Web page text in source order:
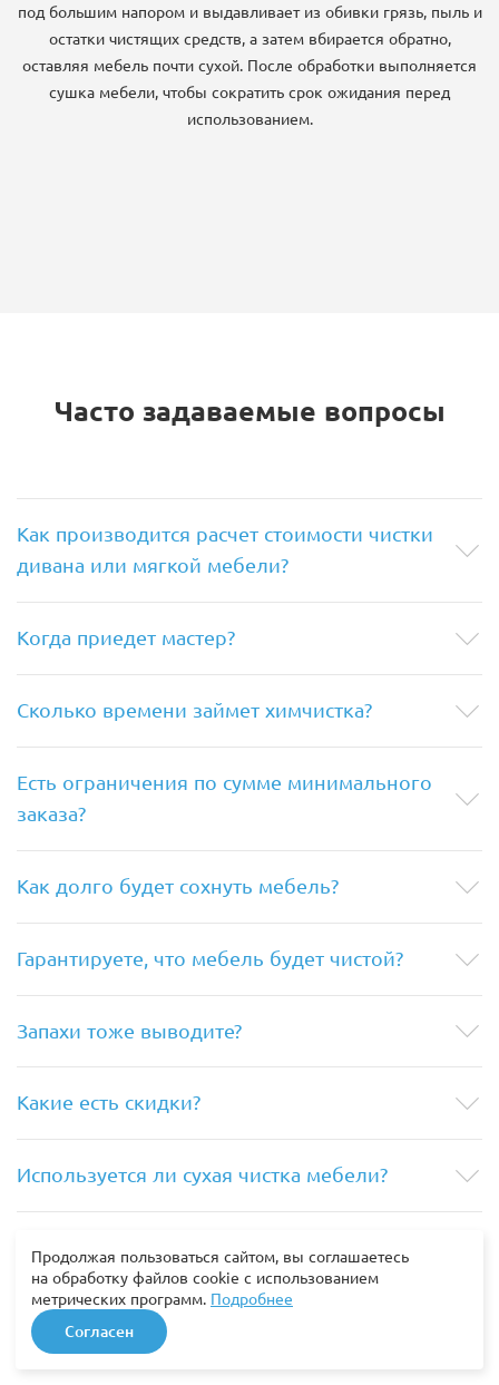
под большим напором и выдавливает из обивки грязь, пыль и
остатки чистящих средств, а затем вбирается обратно,
оставляя мебель почти сухой. После обработки выполняется
сушка мебели, чтобы сократить срок ожидания перед
использованием.
Часто задаваемые вопросы
Как производится расчет стоимости чистки
дивана или мягкой мебели?
Когда приедет мастер?
Сколько времени займет химчистка?
Есть ограничения по сумме минимального
заказа?
Как долго будет сохнуть мебель?
Гарантируете, что мебель будет чистой?
Запахи тоже выводите?
Какие есть скидки?
Используется ли сухая чистка мебели?
Безопасно ли проводить химчистку дома?
Можно ли заказать химчистку мебели для
офиса или ресторана?
Продолжая пользоваться сайтом, вы соглашаетесь
на обработку файлов cookie с использованием
метрических программ. Подробнее
Согласен